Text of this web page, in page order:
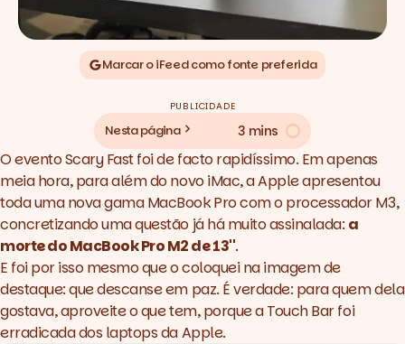
Marcar o iFeed como fonte preferida
PUBLICIDADE
Nesta página 3 mins
Oevento Scary Fastfoi de facto rapidíssimo. Em apenas
meia hora, para além do novo iMac, a Apple apresentou
toda uma nova gama MacBook Pro com o processador M3,
concretizando uma questão já há muito assinalada: a
morte do MacBook Pro M2 de 13''.
E foi por isso mesmo que o coloquei na imagem de
destaque: que descanse em paz. É verdade: para quem dela
gostava, aproveite o que tem, porque a Touch Bar foi
erradicada doslaptopsda Apple.